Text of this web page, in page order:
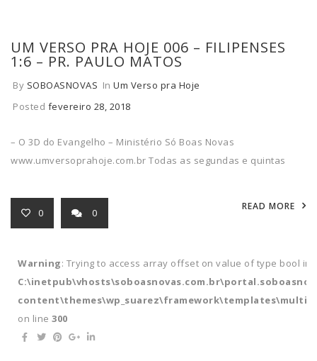
UM VERSO PRA HOJE 006 – FILIPENSES
1:6 – PR. PAULO MATOS
By SOBOASNOVAS In Um Verso pra Hoje
Posted fevereiro 28, 2018
– O 3D do Evangelho – Ministério Só Boas Novas
www.umversoprahoje.com.br Todas as segundas e quintas
READ MORE
0 0
Warning: Trying to access array offset on value of type bool in
on line 300